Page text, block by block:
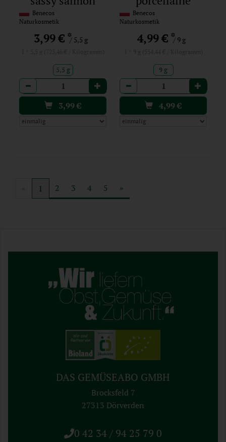
Benecos
Naturkosmetik
3,99 € */ 5,5 g
5,5 g
Anzahl
3,99€
Benecos
Naturkosmetik
4,99 €*/ 9 g
9 g
Anzahl
4,99€
1 2 3 4 5 »
DAS GEMÜSEABO GMBH
Brocksfeld 7
27313 Dörverden
0 42 34 / 94 25 79 0